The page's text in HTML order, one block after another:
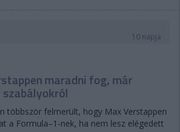
10 napja
maradni fog, már
többször felmerült, hogy Max Verstappen
a Formula–1-nek, ha nem lesz elégedett